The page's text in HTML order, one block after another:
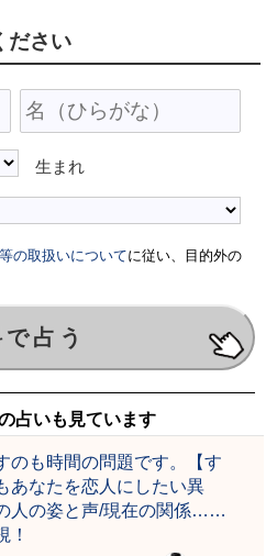
ださい
生まれ
の取扱いについてに従い、目的外の
占いも見ています
のも時間の問題です。【す
あなたを恋人にしたい異
人の姿と声/現在の関係……
！